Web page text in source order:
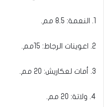
1. النعمة: 8.5 مم.
2. اعوينات الرجاط: 15مم.
3. أمات لعكاريش: 20 مم.
4. ولاتة: 20 مم.